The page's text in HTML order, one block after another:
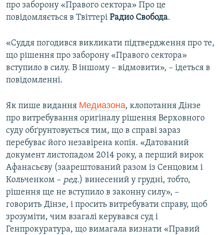
про заборону «Правого сектора» Про це
повідомляється в Твіттері Радио Свобода.
«Суддя погодився викликати підтвердження про те,
що рішення про заборону «Правого сектора»
вступило в силу. В іншому – відмовити», – ідеться в
повідомленні.
Як пише видання Медиазона, клопотання Дінзе
про витребування оригіналу рішення Верховного
суду обґрунтовується тим, що в справі зараз
перебуває його незавірена копія. «Датований
документ листопадом 2014 року, а перший вирок
Афанасьєву (заарештований разом із Сенцовим і
Кольченком – ред.) винесений у грудні, тобто,
рішення ще не вступило в законну силу», –
говорить Дінзе, і просить витребувати справу, щоб
зрозуміти, чим взагалі керувався суд і
Генпрокуратура, що вимагала визнати «Правий